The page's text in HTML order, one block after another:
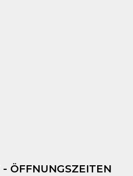
ÖFFNUNGSZEITEN